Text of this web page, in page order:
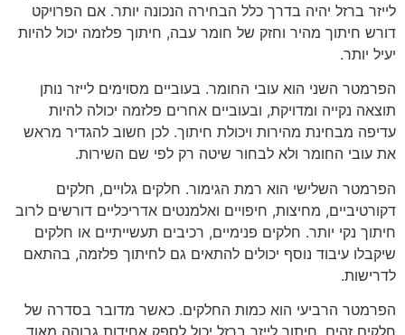
לייזר ברזל יהיה בדרך כלל הבחירה הנכונה יותר. אם הפרויקט
דורש חיתוך מהיר וחזק של חומר עבה, חיתוך פלזמה יכול להיות
יעיל יותר.
הפרמטר השני הוא עובי החומר. בעוביים מסוימים לייזר נותן
תוצאה נקייה ומדויקת, ובעוביים אחרים פלזמה יכולה להיות
עדיפה מבחינת מהירות ויכולת חיתוך. לכן חשוב להגדיר מראש
את עובי החומר ולא לבחור שיטה רק לפי שם השירות.
הפרמטר השלישי הוא רמת הגימור. חלקים גלויים, חלקים
דקורטיביים, מחיצות, חיפויים ואלמנטים אדריכליים דורשים לרוב
חיתוך נקי יותר. חלקים פנימיים, רכיבים תעשייתיים או חלקים
שיקבלו עיבוד נוסף יכולים להתאים גם לחיתוך פלזמה, בהתאם
לדרישות.
הפרמטר הרביעי הוא כמות החלקים. כאשר מדובר בסדרה של